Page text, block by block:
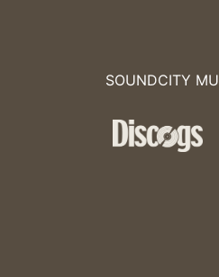
SOUNDCITY